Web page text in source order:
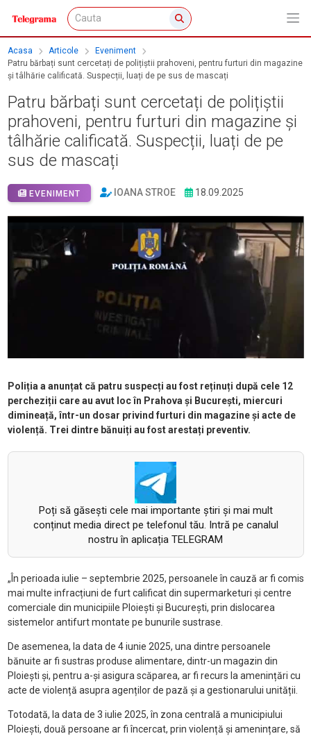
Acasa Articole
Eveniment
Patru bărbați sunt cercetați de polițiștii prahoveni, pentru furturi din magazine
și tâlhărie calificată. Suspecții, luați de pe sus de mascați
Patru bărbați sunt cercetați de polițiștii
prahoveni, pentru furturi din magazine și
tâlhărie calificată. Suspecții, luați de pe
sus de mascați
EVENIMENT IOANA STROE 18.09.2025
Poliția a anunțat că patru suspecți au fost reținuți după cele 12
percheziții care au avut loc în Prahova și București, miercuri
dimineață, într-un dosar privind furturi din magazine și acte de
violență. Trei dintre bănuiți au fost arestați preventiv.
Poți să găsești cele mai importante știri și mai mult
conținut media direct pe telefonul tău. Intră pe canalul
nostru în aplicația TELEGRAM
„În perioada iulie – septembrie 2025, persoanele în cauză ar fi comis
mai multe infracțiuni de furt calificat din supermarketuri și centre
comerciale din municipiile Ploiești și București, prin dislocarea
sistemelor antifurt montate pe bunurile sustrase.
De asemenea, la data de 4 iunie 2025, una dintre persoanele
bănuite ar fi sustras produse alimentare, dintr-un magazin din
Ploiești și, pentru a-și asigura scăparea, ar fi recurs la amenințări cu
acte de violență asupra agenților de pază și a gestionarului unității.
Totodată, la data de 3 iulie 2025, în zona centrală a municipiului
Ploiești, două persoane ar fi încercat, prin violență și amenințare, să